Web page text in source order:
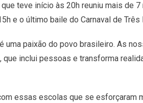
teve início às 20h reuniu mais de
e o último baile do Carnaval de Três
paixão do povo brasileiro. As
inclui pessoas e transforma
essas escolas que se esforçaram